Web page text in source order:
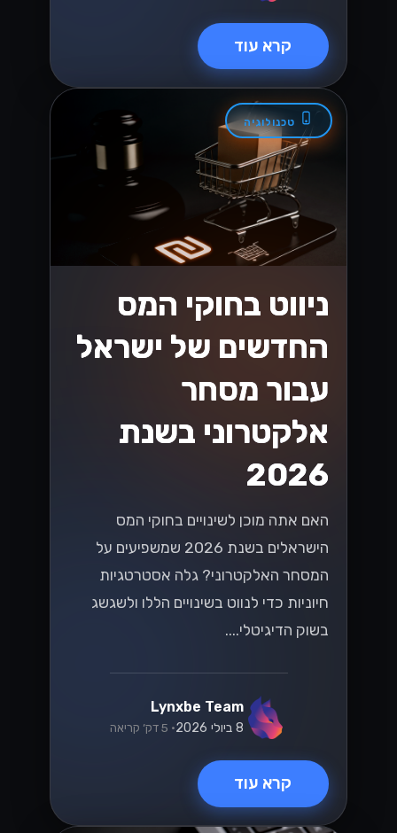
קרא עוד
טכנולוגיה
ניווט בחוקי המס
החדשים של ישראל
עבור מסחר
אלקטרוני בשנת
2026
האם אתה מוכן לשינויים בחוקי המס
הישראלים בשנת 2026 שמשפיעים על
המסחר האלקטרוני? גלה אסטרטגיות
חיוניות כדי לנווט בשינויים הללו ולשגשג
בשוק הדיגיטלי....
Lynxbe Team
8 ביולי 2026 • 5 דק׳ קריאה
קרא עוד